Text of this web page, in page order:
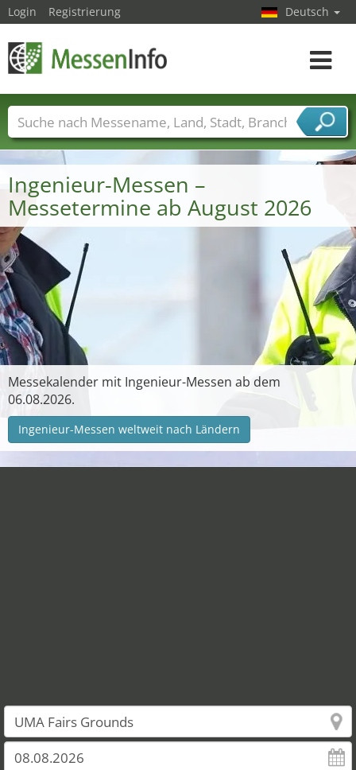
Ingenieur-Messen –
Messetermine ab August 2026
Messekalender mit Ingenieur-Messen ab dem
06.08.2026.
Ingenieur-Messen weltweit nach Ländern
Login Registrierung Deutsch
Toggle
Messenamen Länder Städte
Branchen
Dienstleisterbranchen